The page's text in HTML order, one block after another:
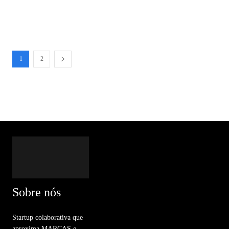
1 2
Sobre nós
Startup colaborativa que